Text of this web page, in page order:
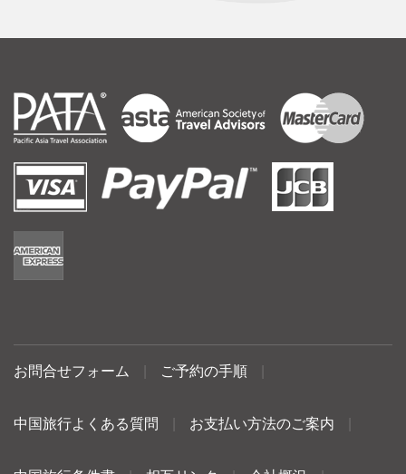
お問合せフォーム ご予約の手順
中国旅行よくある質問 お支払い方法のご案内